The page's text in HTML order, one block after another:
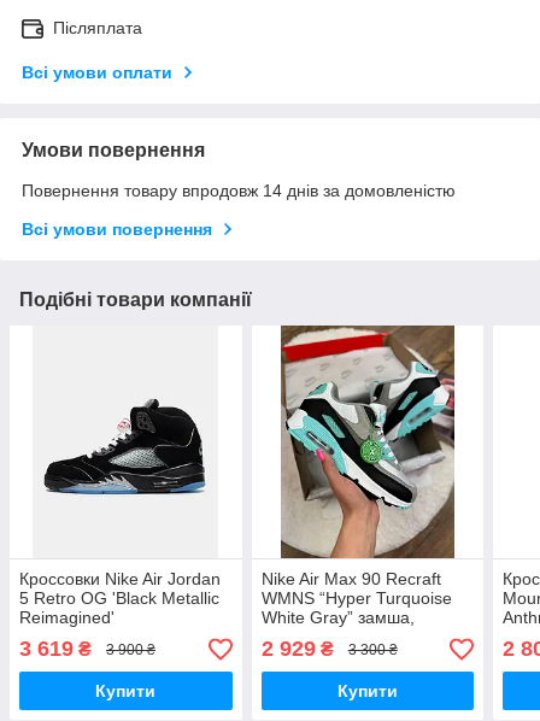
Післяплата
Всі умови оплати
Умови повернення
Повернення товару впродовж 14 днів за домовленістю
Всі умови повернення
Подібні товари компанії
Кроссовки Nike Air Jordan
5 Retro OG 'Black Metallic
Reimagined'
3 619 ₴ 3 900 ₴
Купити
Nike Air Max 90 Recraft
WMNS “Hyper Turquoise
White Gray” замша,
2 929₴ 3 300 ₴
Купити
2